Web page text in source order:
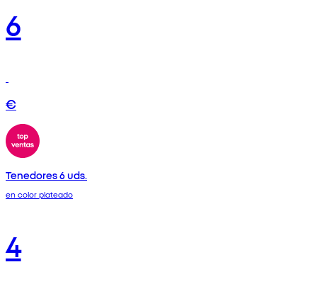
6
€
Tenedores 6 uds.
en color plateado
4